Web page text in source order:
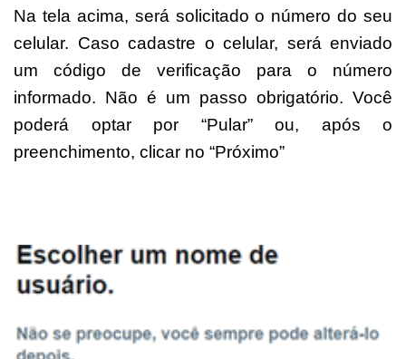
Na tela acima, será solicitado o número do seu
celular. Caso cadastre o celular, será enviado
um código de verificação para o número
informado. Não é um passo obrigatório. Você
poderá optar por “Pular” ou, após o
preenchimento, clicar no “Próximo”